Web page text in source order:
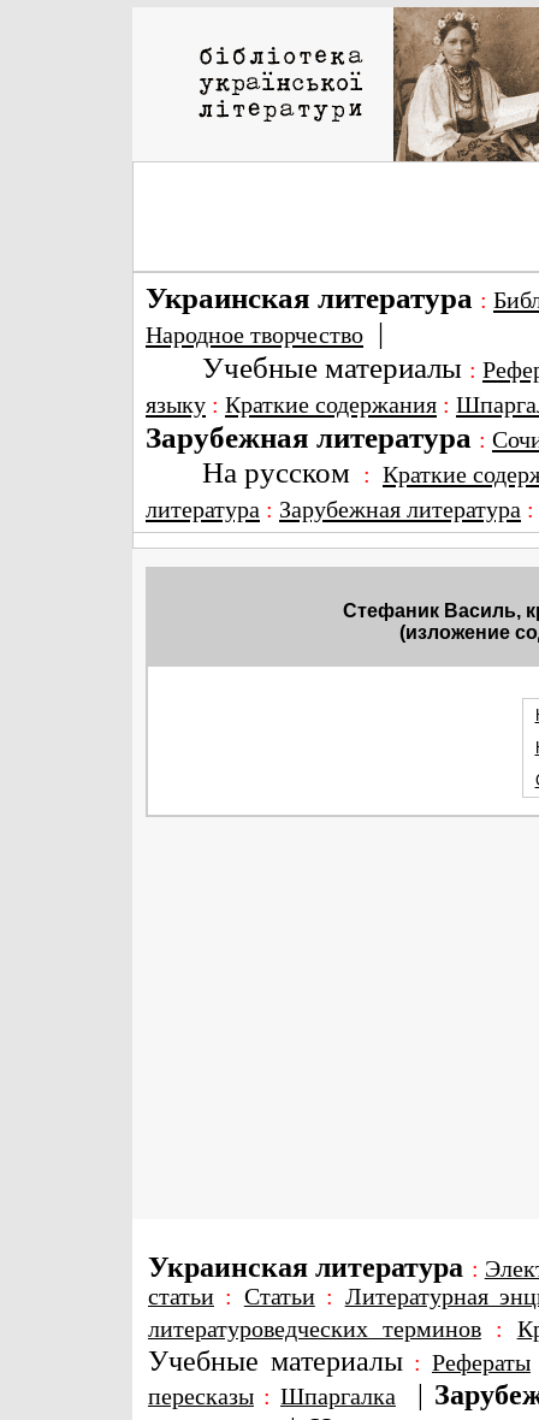
Украинская литература :
Народное творчество |
Учебные материалы :
языку : Краткие содержания :
Зарубежная литература :
На русском : Краткие
литература : Зарубежная литература
Стефаник Василь,
(изложение
Украинская литература :
статьи : Статьи: Литературная
литературоведческих терминов:
Учебные материалы : Рефераты
пересказы : Шпаргалка |